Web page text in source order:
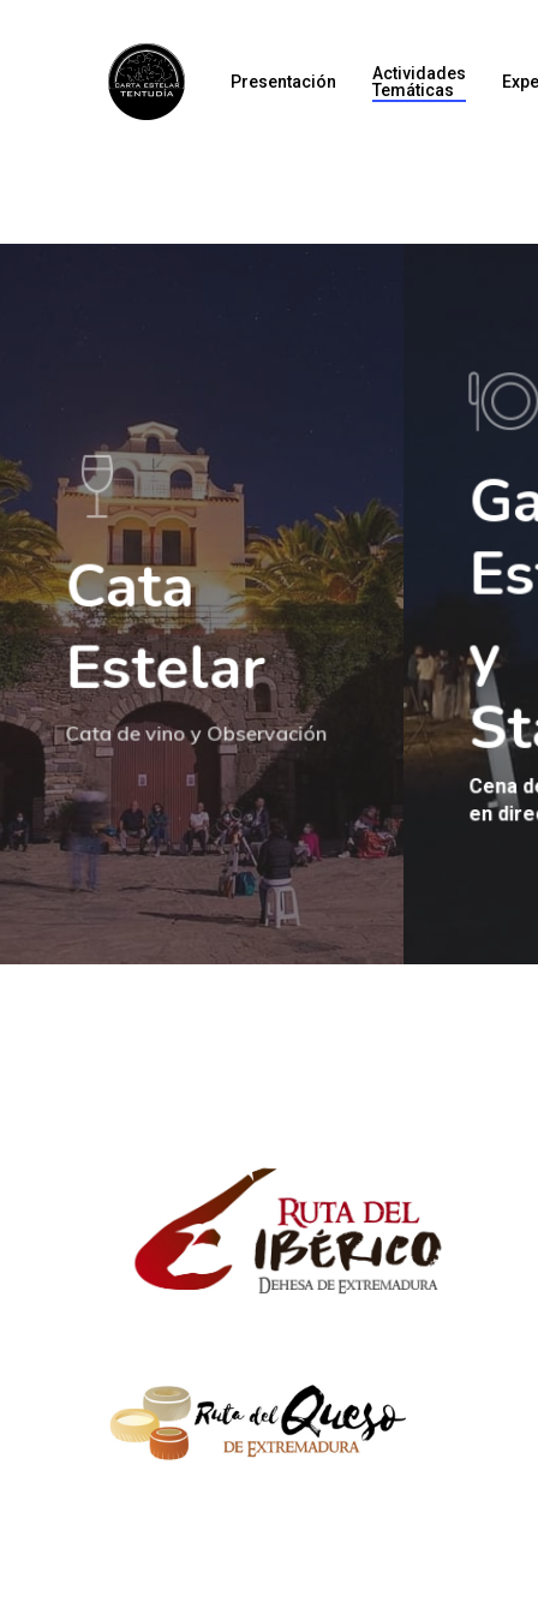
Presentación
Actividades
Temáticas
Cata
Estelar
Cata de vino y Observación
y
Cena
en